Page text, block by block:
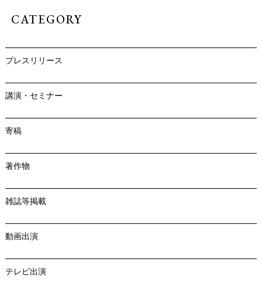
CATEGORY
プレスリリース
講演・セミナー
寄稿
著作物
雑誌等掲載
動画出演
テレビ出演